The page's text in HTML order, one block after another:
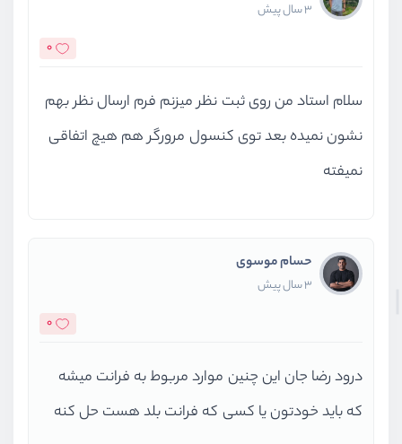
3 سال پیش
0
سلام استاد من روی ثبت نظر میزنم فرم ارسال نظر بهم
نشون نمیده بعد توی کنسول مرورگر هم هیچ اتفاقی
نمیفته
حسام موسوی
3 سال پیش
0
درود رضا جان این چنین موارد مربوط به فرانت میشه
که باید خودتون یا کسی که فرانت بلد هست حل کنه